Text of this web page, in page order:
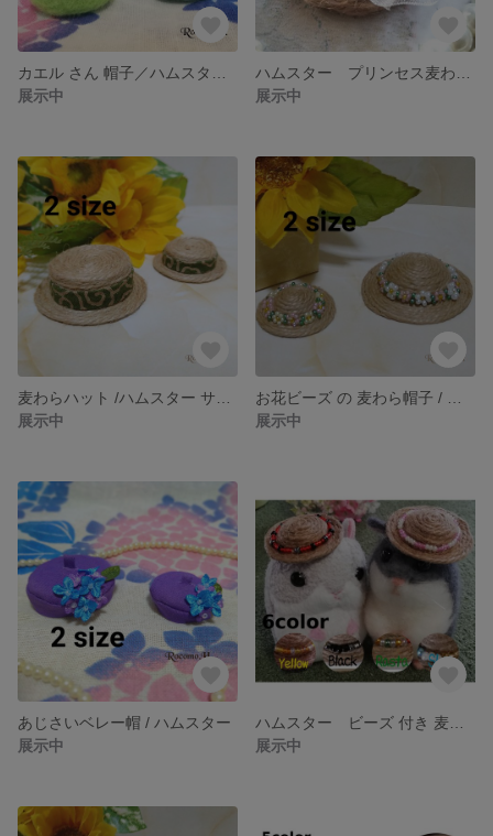
展示中
展示中
展示中
展示中
あじさいベレー帽 / ハムスター
展示中
展示中